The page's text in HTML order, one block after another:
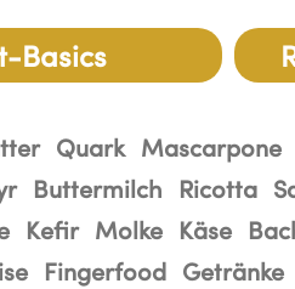
Basics
Quark Mascarpone
Buttermilch Ricotta
Kefir Molke Käse
Fingerfood Getränke